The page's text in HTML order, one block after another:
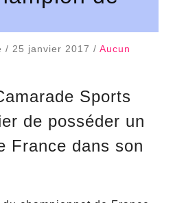
/ 25 janvier 2017 / Aucun
Sports
de posséder un
France dans son